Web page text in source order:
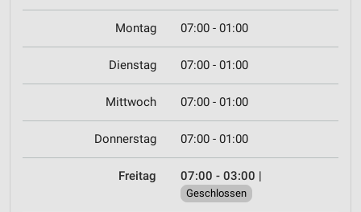
Montag 07:00 - 01:00
Dienstag 07:00 - 01:00
Mittwoch 07:00 - 01:00
Donnerstag 07:00 - 01:00
Freitag 07:00 - 03:00 |
Geschlossen